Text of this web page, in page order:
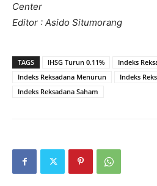
Center
Editor : Asido Situmorang
TAGS IHSG Turun 0.11%
Indeks
Indeks Reksadana Menurun
Indeks
Indeks Reksadana Saham